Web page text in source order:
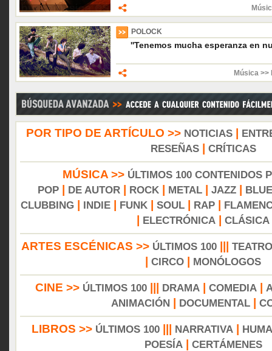
POLOCK
''Tenemos mucha esperanza en
Música
POR TIPO DE ARTÍCULO >> NOTICIAS|
RESEÑAS| CRÍTICAS
MÚSICA >> ÚLTIMOS 100 CONTENIDOS
POP
DE AUTOR ROCK METAL JAZZ
CLUBBING
INDIE FUNK SOUL RAP
ELECTRÓNICA CLÁSICA
ARTES ESCÉNICAS >> ÚLTIMOS 100||| TEATRO
CIRCO MONÓLOGOS
CINE >> ÚLTIMOS 100 DRAMA COMEDIA
ANIMACIÓN
DOCUMENTAL|
LIBROS >> ÚLTIMOS 100 NARRATIVA
POESÍA| CERTÁMENES